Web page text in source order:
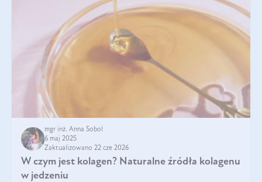
mgr inż. Anna Sobol
6 maj 2025
Zaktualizowano 22 cze 2026
W czym jest kolagen? Naturalne źródła kolagenu
w jedzeniu